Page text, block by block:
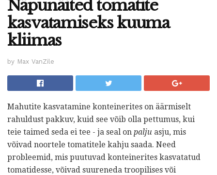
Näpunäited tomatite
kasvatamiseks kuuma
kliimas
by Max VanZile
Mahutite kasvatamine konteinerites on äärmiselt
rahuldust pakkuv, kuid see võib olla pettumus, kui
teie taimed seda ei tee - ja seal on palju asju, mis
võivad noortele tomatitele kahju saada. Need
probleemid, mis puutuvad konteinerites kasvatatud
tomatidesse, võivad suureneda troopilises või